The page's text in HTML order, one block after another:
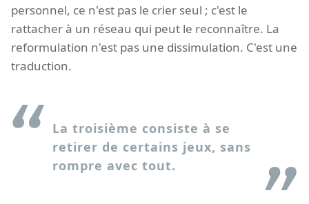
personnel, ce n'est pas le crier seul ; c'est le
rattacher à un réseau qui peut le reconnaître. La
reformulation n'est pas une dissimulation. C'est une
traduction.
La troisième consiste à se
retirer de certains jeux, sans
rompre avec tout.